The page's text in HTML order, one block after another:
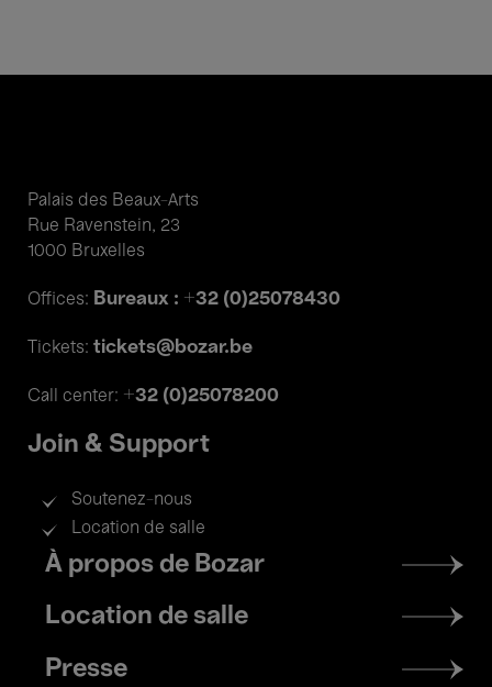
Palais des Beaux-Arts
Rue Ravenstein, 23
1000 Bruxelles
Offices: Bureaux : +32 (0)25078430
Tickets: tickets@bozar.be
Call center: +32 (0)25078200
Join & Support
Soutenez-nous
Location de salle
Footer
menu
À propos de Bozar
Location de salle
Presse